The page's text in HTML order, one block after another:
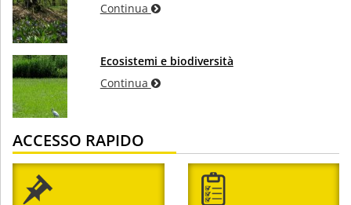
Continua
Ecosistemi e biodiversità
Continua
ACCESSO RAPIDO